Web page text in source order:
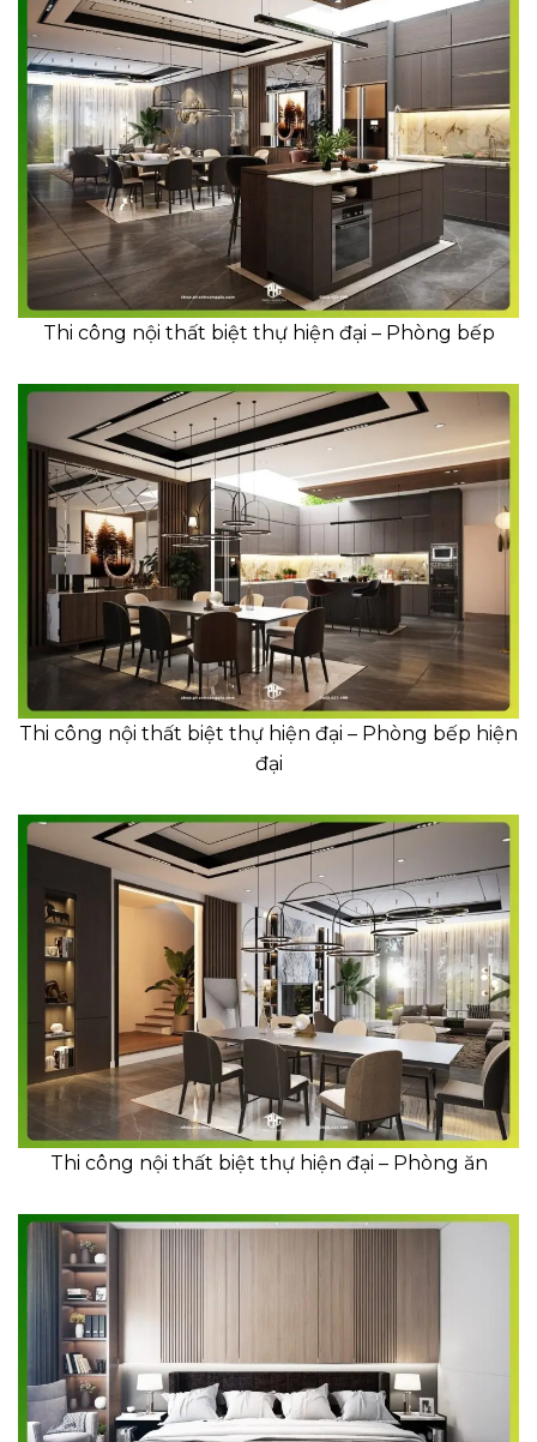
Thi công nội thất biệt thự hiện đại – Phòng bếp
Thi công nội thất biệt thự hiện đại – Phòng bếp hiện
đại
Thi công nội thất biệt thự hiện đại – Phòng ăn